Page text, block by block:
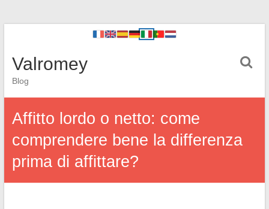
Valromey
Blog
Affitto lordo o netto: come
comprendere bene la differenza
prima di affittare?